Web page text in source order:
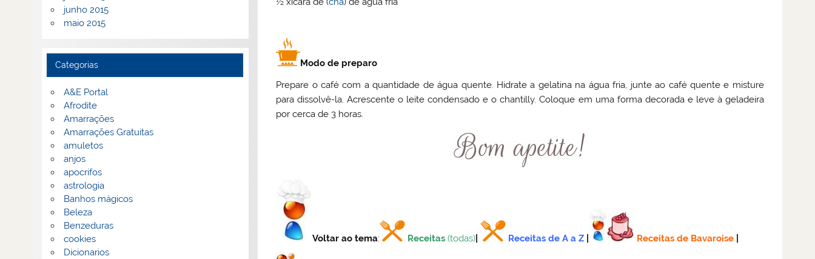
Modo de preparo
Prepare o café com a quantidade de água quente. Hidrate a gelatina na água fria, junte ao café quente e misture
para dissolvê-la. Acrescente o leite condensado e o chantilly. Coloque em uma forma decorada e leve à geladeira
por cerca de 3 horas.
Voltar ao tema: Receitas (todas) Receitas de A a Z Receitas de Bavaroise
junho 2015
maio 2015
Categorias
A&E Portal
Afrodite
Amarrações
Amarrações Gratuitas
amuletos
anjos
apocrifos
astrologia
Banhos mágicos
Beleza
Benzeduras
cookies
Dicionarios